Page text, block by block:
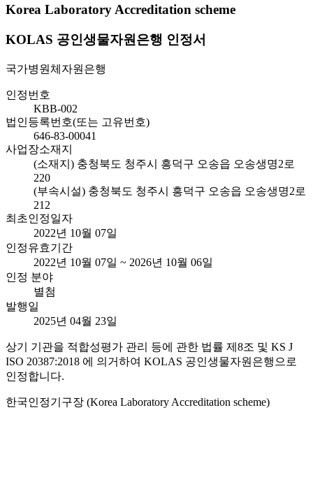
Korea Laboratory Accreditation scheme
KOLAS 공인생물자원은행 인정서
국가병원체자원은행
인정번호
KBB-002
법인등록번호(또는 고유번호)
646-83-00041
사업장소재지
(소재지) 충청북도 청주시 흥덕구 오송읍 오송생명2로
220
(부속시설) 충청북도 청주시 흥덕구 오송읍 오송생명2로
212
최초인정일자
2022년 10월 07일
인정유효기간
2022년 10월 07일 ~ 2026년 10월 06일
인정 분야
별첨
발행일
2025년 04월 23일
상기 기관을 적합성평가 관리 등에 관한 법률 제8조 및 KS J
ISO 20387:2018 에 의거하여 KOLAS 공인생물자원은행으로
인정합니다.
한국인정기구장 (Korea Laboratory Accreditation scheme)